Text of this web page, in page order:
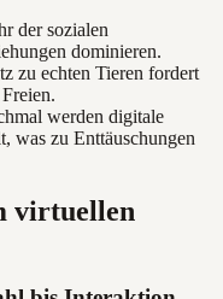
der sozialen
dominieren.
zu echten Tieren fordert
werden digitale
was zu Enttäuschungen
virtuellen